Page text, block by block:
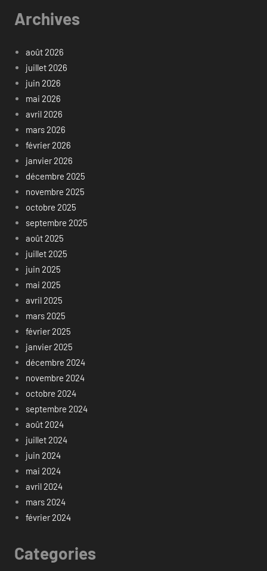
Archives
août 2026
juillet 2026
juin 2026
mai 2026
avril 2026
mars 2026
février 2026
janvier 2026
décembre 2025
novembre 2025
octobre 2025
septembre 2025
août 2025
juillet 2025
juin 2025
mai 2025
avril 2025
mars 2025
février 2025
janvier 2025
décembre 2024
novembre 2024
octobre 2024
septembre 2024
août 2024
juillet 2024
juin 2024
mai 2024
avril 2024
mars 2024
février 2024
Categories